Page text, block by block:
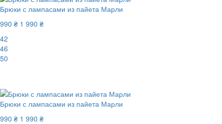
Брюки с лампасами из пайета Марли
990 ₴ 1 990 ₴
42
46
50
Брюки с лампасами из пайета Марли
990 ₴ 1 990 ₴